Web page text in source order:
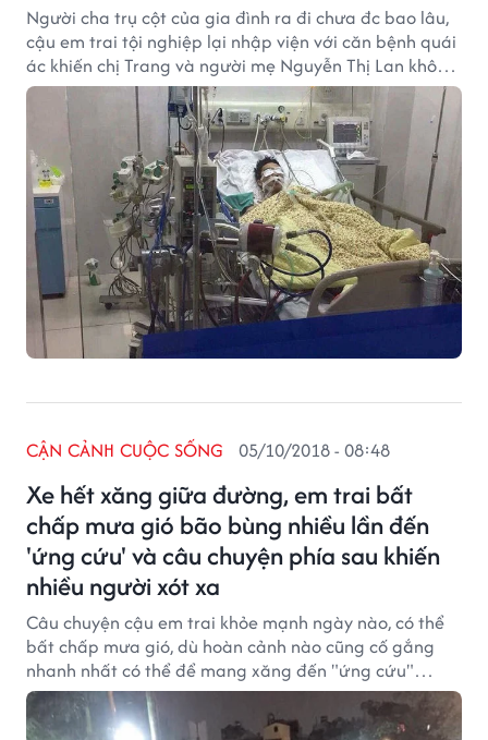
Người cha trụ cột của gia đình ra đi chưa đc bao lâu,
cậu em trai tội nghiệp lại nhập viện với căn bệnh quái
ác khiến chị Trang và người mẹ Nguyễn Thị Lan không
biết phải xoay xở như thế nào ngày tháng trước mắt.
Xe hết xăng giữa đường, em trai bất
chấp mưa gió bão bùng nhiều lần đến
'ứng cứu' và câu chuyện phía sau khiến
nhiều người xót xa
CẬN CẢNH CUỘC SỐNG 05/10/2018 - 08:48
Câu chuyện cậu em trai khỏe mạnh ngày nào, có thể
bất chấp mưa gió, dù hoàn cảnh nào cũng cố gắng
nhanh nhất có thể để mang xăng đến "ứng cứu"
người chị gái nay đang nằm hôn mê ở bệnh viện suốt
nhiều ngày liền đang khiến cộng đồng mạng quan